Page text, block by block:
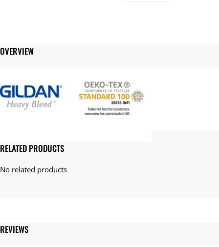
ラ
コ
ッ
ト
OVERVIEW
RELATED PRODUCTS
REVIEWS